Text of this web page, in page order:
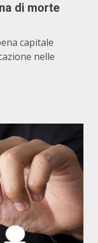
di morte
capitale
nelle